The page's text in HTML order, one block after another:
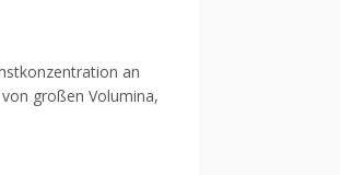
an
großen Volumina,